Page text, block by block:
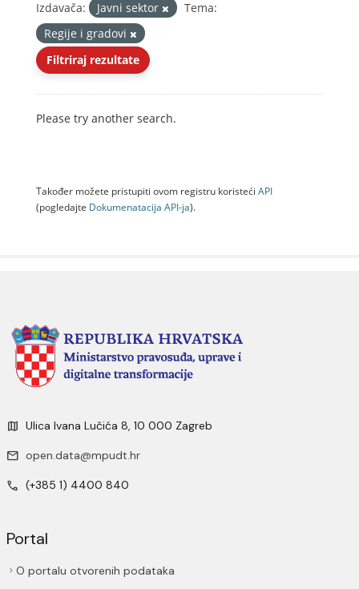
Izdavača:
Javni sektor
Tema:
Regije i gradovi
Filtriraj rezultate
Please try another search.
Također možete pristupiti ovom registru koristeći API
(pogledajte Dokumenаtаcijа API-jа).